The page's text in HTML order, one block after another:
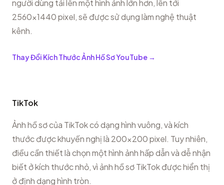
người dùng tải lên một hình ảnh lớn hơn, lên tới
2560x1440 pixel, sẽ được sử dụng làm nghệ thuật
kênh.
Thay Đổi Kích Thước Ảnh Hồ Sơ YouTube →
TikTok
Ảnh hồ sơ của TikTok có dạng hình vuông, và kích
thước được khuyến nghị là 200x200 pixel. Tuy nhiên,
điều cần thiết là chọn một hình ảnh hấp dẫn và dễ nhận
biết ở kích thước nhỏ, vì ảnh hồ sơ TikTok được hiển thị
ở định dạng hình tròn.